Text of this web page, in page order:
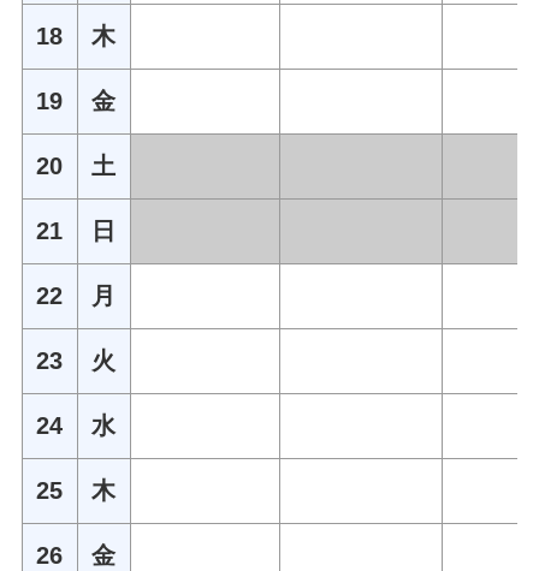
18 木
19 金
20 土
21 日
22 月
23 火
24 水
25 木
26 金